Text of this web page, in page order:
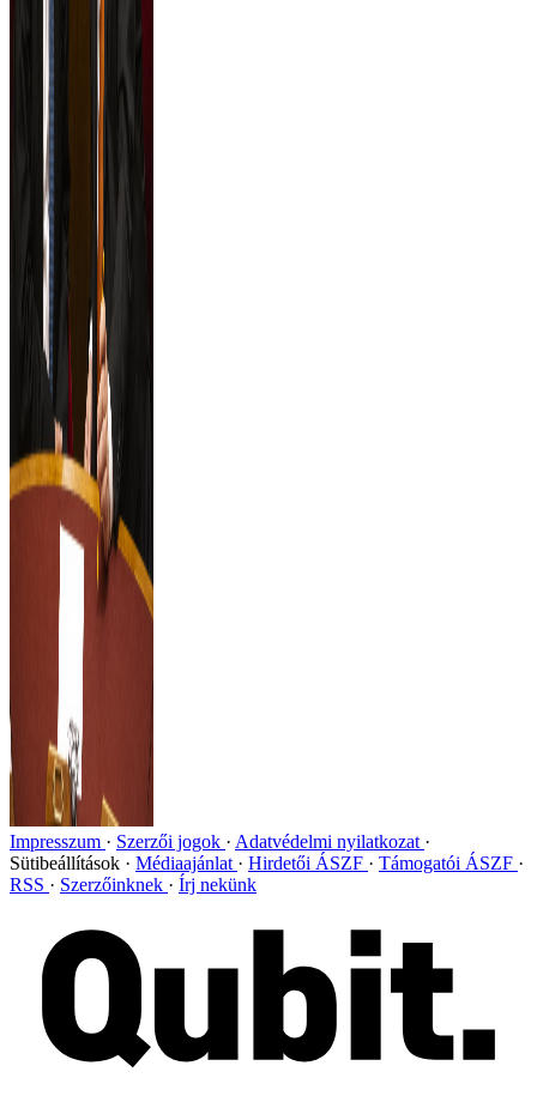
Impresszum Szerzői jogok
Adatvédelmi nyilatkozat
Sütibeállítások
Médiaajánlat Hirdetői ÁSZF
Támogatói ÁSZF
RSS
Szerzőinknek Írj nekünk